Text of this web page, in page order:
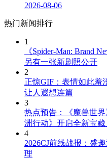
2026-08-06
热门新闻排行
1
《Spider-Man: Brand
另有一张新剧照公开
2
正惊GIF：表情如此羞
让人遐想连篇
3
热点预告：《魔兽世
洲行动》开启全新宝藏
4
2026CJ前线战报：盛
理